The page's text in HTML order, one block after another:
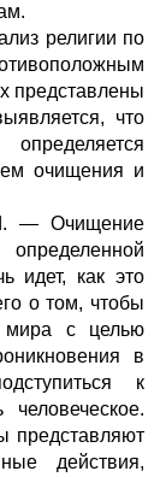
религии по
представлены
что
очищения и
— Очищение
идет, как это
о том, чтобы
мира с целью
в
к
человеческое.
представляют
действия,